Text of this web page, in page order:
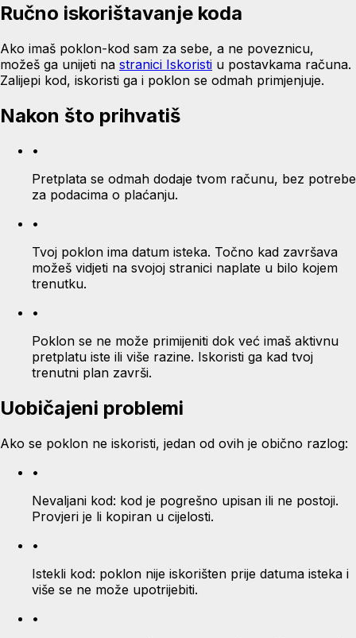
Ručno iskorištavanje koda
Ako imaš poklon-kod sam za sebe, a ne poveznicu,
možeš ga unijeti na stranici Iskoristi u postavkama računa.
Zalijepi kod, iskoristi ga i poklon se odmah primjenjuje.
Nakon što prihvatiš
•
Pretplata se odmah dodaje tvom računu, bez potrebe
za podacima o plaćanju.
•
Tvoj poklon ima datum isteka. Točno kad završava
možeš vidjeti na svojoj stranici naplate u bilo kojem
trenutku.
•
Poklon se ne može primijeniti dok već imaš aktivnu
pretplatu iste ili više razine. Iskoristi ga kad tvoj
trenutni plan završi.
Uobičajeni problemi
Ako se poklon ne iskoristi, jedan od ovih je obično razlog:
•
Nevaljani kod: kod je pogrešno upisan ili ne postoji.
Provjeri je li kopiran u cijelosti.
•
Istekli kod: poklon nije iskorišten prije datuma isteka i
više se ne može upotrijebiti.
•